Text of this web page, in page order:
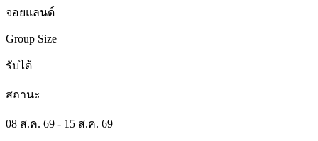
จอยแลนด์
Group Size
รับได้
สถานะ
08 ส.ค. 69 - 15 ส.ค. 69